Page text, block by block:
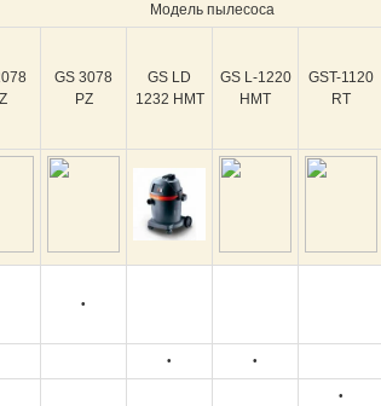
Модель пылесоса
GS 3078
PZ
GS LD
1232 НМТ
GS L-1220
НМТ
GST-1120
RT
•
• •
•